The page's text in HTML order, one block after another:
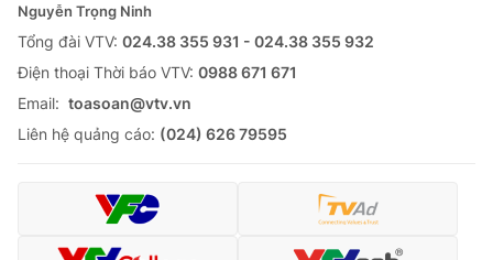
Nguyễn Trọng Ninh
Tổng đài VTV: 024.38 355 931 - 024.38 355 932
Ðiện thoại Thời báo VTV: 0988 671 671
Email: toasoan@vtv.vn
Liên hệ quảng cáo: (024) 626 79595